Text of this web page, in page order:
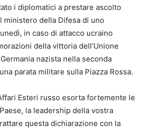
i diplomatici a prestare ascolto
ministero della Difesa di uno
in caso di attacco ucraino
della vittoria dell’Unione
nazista nella seconda
parata militare sulla Piazza Rossa.
Esteri russo esorta fortemente le
la leadership della vostra
questa dichiarazione con la